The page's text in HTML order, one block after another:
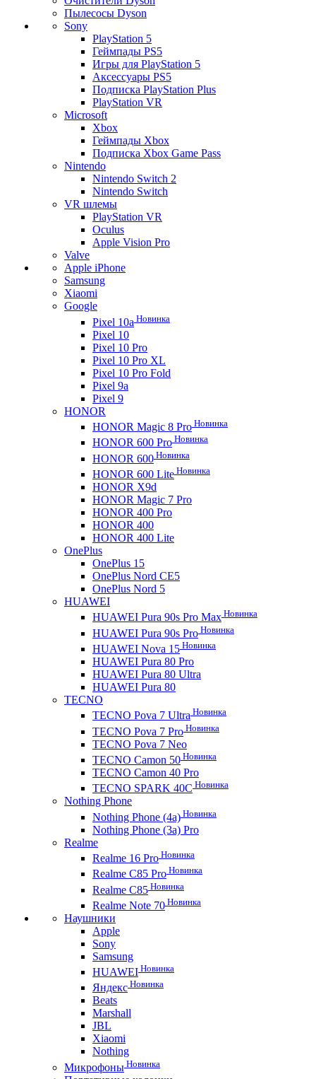
Пылесосы Dyson
Sony
PlayStation 5
Геймпады PS5
Игры для PlayStation 5
Аксессуары PS5
Подписка PlayStation Plus
PlayStation VR
Microsoft
Xbox
Геймпады Xbox
Подписка Xbox Game Pass
Nintendo
Nintendo Switch 2
Nintendo Switch
VR шлемы
PlayStation VR
Oculus
Apple Vision Pro
Valve
Apple iPhone
Samsung
Xiaomi
Google
Pixel 10a Новинка
Pixel 10
Pixel 10 Pro
Pixel 10 Pro XL
Pixel 10 Pro Fold
Pixel 9a
Pixel 9
HONOR
HONOR Magic 8 Pro Новинка
HONOR 600 Pro Новинка
HONOR 600 Новинка
HONOR 600 Lite Новинка
HONOR X9d
HONOR Magic 7 Pro
HONOR 400 Pro
HONOR 400
HONOR 400 Lite
OnePlus
OnePlus 15
OnePlus Nord CE5
OnePlus Nord 5
HUAWEI
HUAWEI Pura 90s Pro Max Новинка
HUAWEI Pura 90s Pro Новинка
HUAWEI Nova 15 Новинка
HUAWEI Pura 80 Pro
HUAWEI Pura 80 Ultra
HUAWEI Pura 80
TECNO
TECNO Pova 7 Ultra Новинка
TECNO Pova 7 Pro Новинка
TECNO Pova 7 Neo
TECNO Camon 50 Новинка
TECNO Camon 40 Pro
TECNO SPARK 40C Новинка
Nothing Phone
Nothing Phone (4a) Новинка
Nothing Phone (3a) Pro
Realme
Realme 16 Pro Новинка
Realme C85 Pro Новинка
Realme C85 Новинка
Realme Note 70 Новинка
Наушники
Apple
Sony
Samsung
HUAWEI Новинка
Яндекс Новинка
Beats
Marshall
JBL
Xiaomi
Nothing
Микрофоны Новинка